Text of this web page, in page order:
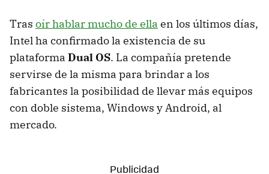
Tras oír hablar mucho de ella en los últimos días,
Intel ha confirmado la existencia de su
plataforma Dual OS. La compañía pretende
servirse de la misma para brindar a los
fabricantes la posibilidad de llevar más equipos
con doble sistema, Windows y Android, al
mercado.